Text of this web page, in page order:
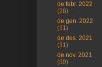
de febr. 2022
(28)
de gen. 2022
(31)
de des. 2021
(31)
de nov. 2021
(30)